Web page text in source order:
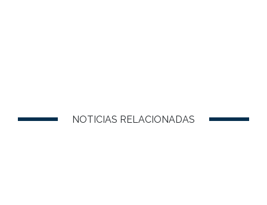
NOTICIAS RELACIONADAS